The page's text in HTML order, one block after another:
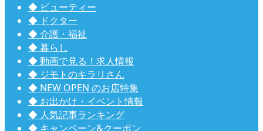
◆ ビューティー
◆ ドクター
◆ 介護・福祉
◆ 暮らし
◆ 動画で見る！求人情報
◆ ジモトのキラリさん
◆ NEW OPEN のお店特集
◆ お出かけ・イベント情報
◆ 人気記事ランキング
◆ キャンペーン&クーポン